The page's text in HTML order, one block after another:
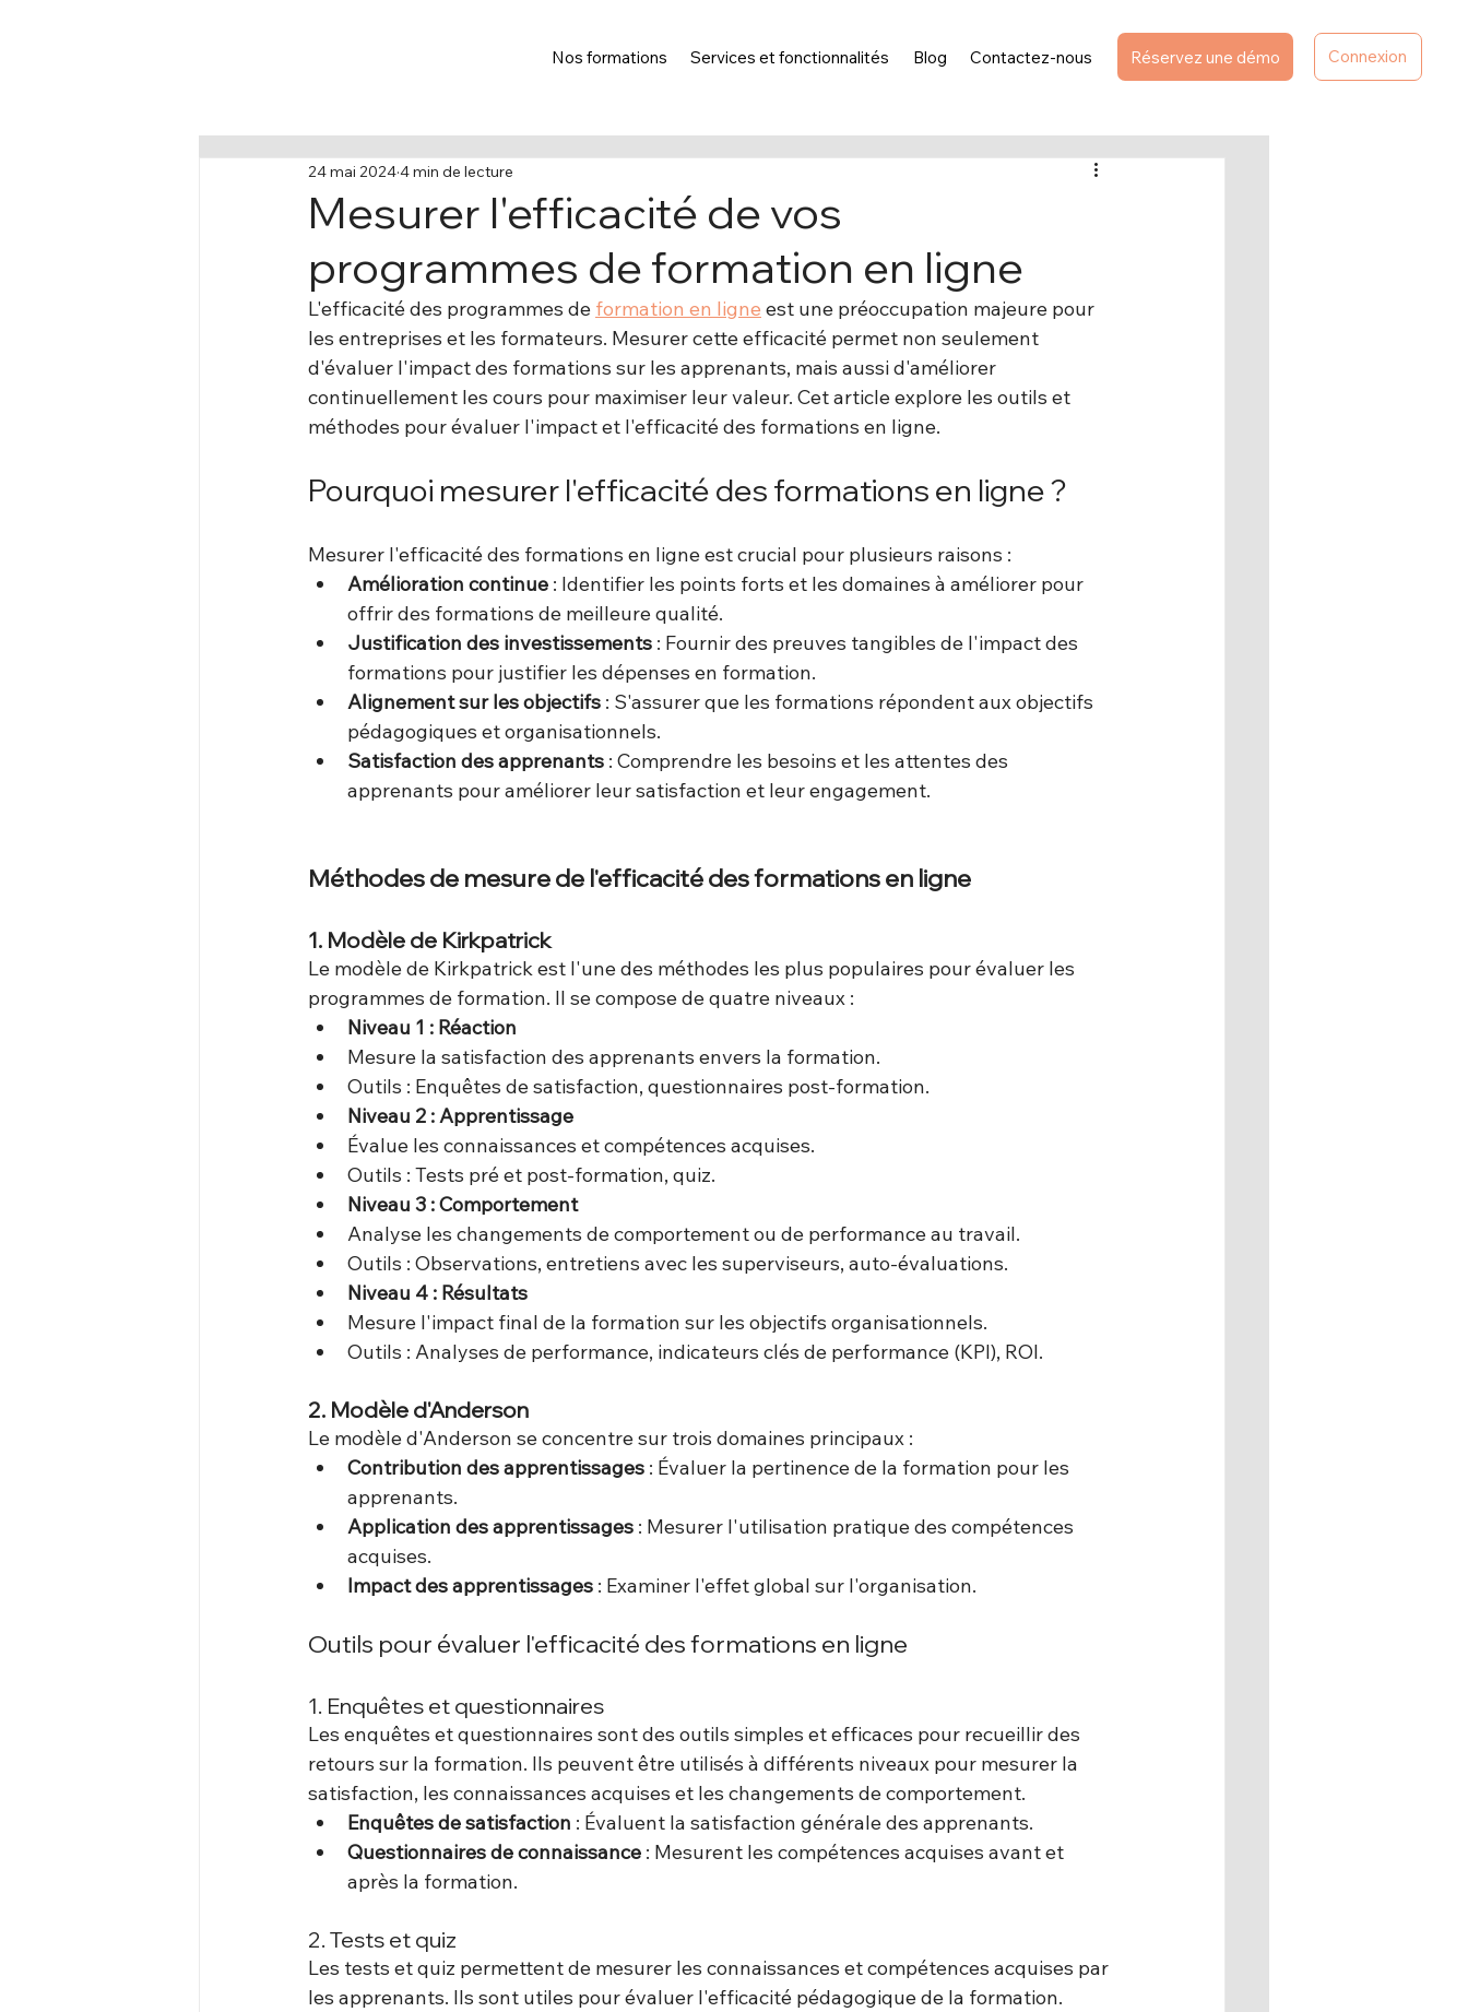
Nos formations Services et fonctionnalités Blog Contactez-nous Réservez une démo Connexion
Mesurer l'efficacité de vos
programmes de formation en ligne
24 mai 20244 min de lecture
L'efficacité des programmes de formation en ligne est une préoccupation majeure pour
les entreprises et les formateurs. Mesurer cette efficacité permet non seulement
d'évaluer l'impact des formations sur les apprenants, mais aussi d'améliorer
continuellement les cours pour maximiser leur valeur. Cet article explore les outils et
méthodes pour évaluer l'impact et l'efficacité des formations en ligne.
Pourquoi mesurer l'efficacité des formations en ligne ?
Mesurer l'efficacité des formations en ligne est crucial pour plusieurs raisons :
Amélioration continue : Identifier les points forts et les domaines à améliorer pour
offrir des formations de meilleure qualité.
Justification des investissements : Fournir des preuves tangibles de l'impact des
formations pour justifier les dépenses en formation.
Alignement sur les objectifs : S'assurer que les formations répondent aux objectifs
pédagogiques et organisationnels.
Satisfaction des apprenants : Comprendre les besoins et les attentes des
apprenants pour améliorer leur satisfaction et leur engagement.
Méthodes de mesure de l'efficacité des formations en ligne
1. Modèle de Kirkpatrick
Le modèle de Kirkpatrick est l'une des méthodes les plus populaires pour évaluer les
programmes de formation. Il se compose de quatre niveaux :
Niveau 1 : Réaction
Mesure la satisfaction des apprenants envers la formation.
Outils : Enquêtes de satisfaction, questionnaires post-formation.
Niveau 2 : Apprentissage
Évalue les connaissances et compétences acquises.
Outils : Tests pré et post-formation, quiz.
Niveau 3 : Comportement
Analyse les changements de comportement ou de performance au travail.
Outils : Observations, entretiens avec les superviseurs, auto-évaluations.
Niveau 4 : Résultats
Mesure l'impact final de la formation sur les objectifs organisationnels.
Outils : Analyses de performance, indicateurs clés de performance (KPI), ROI.
2. Modèle d'Anderson
Le modèle d'Anderson se concentre sur trois domaines principaux :
Contribution des apprentissages : Évaluer la pertinence de la formation pour les
apprenants.
Application des apprentissages : Mesurer l'utilisation pratique des compétences
acquises.
Impact des apprentissages : Examiner l'effet global sur l'organisation.
Outils pour évaluer l'efficacité des formations en ligne
1. Enquêtes et questionnaires
Les enquêtes et questionnaires sont des outils simples et efficaces pour recueillir des
retours sur la formation. Ils peuvent être utilisés à différents niveaux pour mesurer la
satisfaction, les connaissances acquises et les changements de comportement.
Enquêtes de satisfaction : Évaluent la satisfaction générale des apprenants.
Questionnaires de connaissance : Mesurent les compétences acquises avant et
après la formation.
2. Tests et quiz
Les tests et quiz permettent de mesurer les connaissances et compétences acquises par
les apprenants. Ils sont utiles pour évaluer l'efficacité pédagogique de la formation.